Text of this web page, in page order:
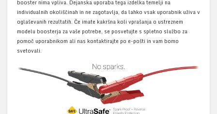
booster nima vpliva. Dejanska uporaba tega izdelka temelji na
individualnih okoliščinah in ne zagotavlja, da lahko vsak uporabnik uživa v
oglaševanih rezultatih. Če imate kakršna koli vprašanja o ustreznem
modelu boosterja za vaše potrebe, se posvetujte s spletno službo za
pomoč uporabnikom ali nas kontaktirajte po e-pošti in vam bomo
svetovali.